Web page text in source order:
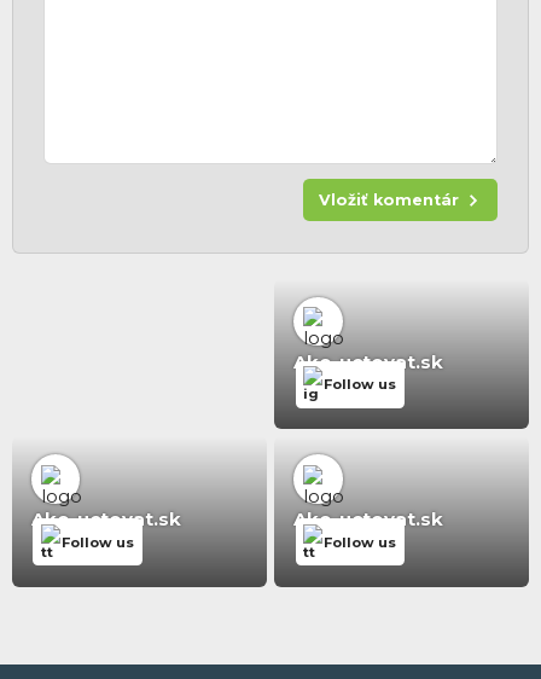
Vložiť komentár
Ako-uctovat.sk
Follow us
Ako-uctovat.sk
Follow us
Ako-uctovat.sk
Follow us